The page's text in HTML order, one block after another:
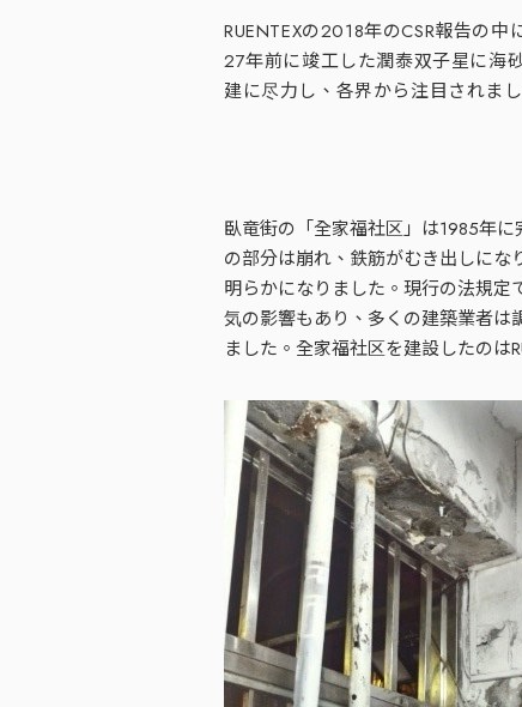
RUENTEXの2018年のCSR報告の
27年前に竣工した潤泰双子星に海
建に尽力し、各界から注目されまし
臥竜街の「全家福社区」は1985年
の部分は崩れ、鉄筋がむき出しに
明らかになりました。現行の法規
気の影響もあり、多くの建築業者は
ました。全家福社区を建設したのは